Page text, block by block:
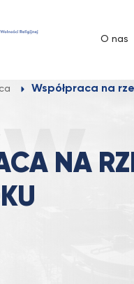
O nas
Współpraca na
NA